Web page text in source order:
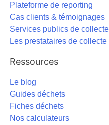
Plateforme de reporting
Cas clients & témoignages
Services publics de collecte
Les prestataires de collecte
Ressources
Le blog
Guides déchets
Fiches déchets
Nos calculateurs